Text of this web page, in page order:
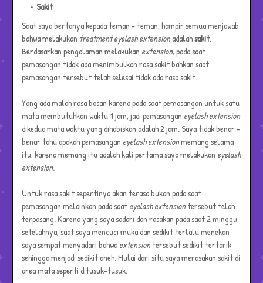
Sakit
Saat saya bertanya kepada teman - teman, hampir semua menjawab
bahwa melakukan treatmenteyelash extensionadalahsakit.
Berdasarkan pengalaman melakukan extension, pada saat
pemasangan tidak ada menimbulkan rasa sakit bahkan saat
pemasangan tersebut telah selesai tidak ada rasa sakit.
Yang ada malah rasa bosan karena pada saat pemasangan untuk satu
mata membutuhkan waktu 1 jam, jadi pemasangan eyelash extension
dikedua mata waktu yang dihabiskan adalah 2 jam. Saya tidak benar -
benar tahu apakah pemasangan eyelash extensionmemang selama
itu, karena memang itu adalah kali pertama saya melakukan eyelash
extension.
Untuk rasa sakit sepertinya akan terasa bukan pada saat
pemasangan melainkan pada saateyelash extensiontersebut telah
terpasang.Karena yang saya sadari dan rasakan pada saat 2 minggu
setelahnya, saat saya mencuci muka dan sedikit terlalu menekan
saya sempat menyadari bahwaextensiontersebut sedikit tertarik
sehingga menjadi sedikit aneh. Mulai dari situ saya merasakan sakit di
area mata seperti ditusuk-tusuk.